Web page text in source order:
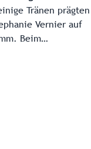
Tränen prägten
Vernier auf
Beim